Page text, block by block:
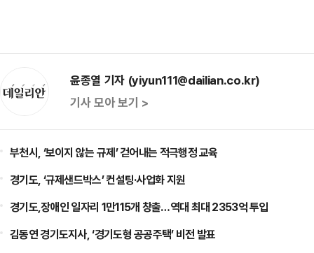
윤종열 기자 (yiyun111@dailian.co.kr)
기사 모아 보기 >
부천시, ‘보이지 않는 규제’ 걷어내는 적극행정 교육
경기도, ‘규제샌드박스’ 컨설팅·사업화 지원
경기도,장애인 일자리 1만115개 창출…역대 최대 2353억 투입
김동연 경기도지사, ‘경기도형 공공주택’ 비전 발표